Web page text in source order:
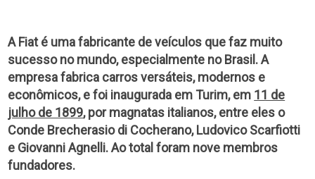
A Fiat é uma fabricante de veículos que faz muito
sucesso no mundo, especialmente no Brasil. A
empresa fabrica carros versáteis, modernos e
econômicos, e foi inaugurada em Turim, em 11 de
julho de 1899, por magnatas italianos, entre eles o
Conde Brecherasio di Cocherano, Ludovico Scarfiotti
e Giovanni Agnelli. Ao total foram nove membros
fundadores.